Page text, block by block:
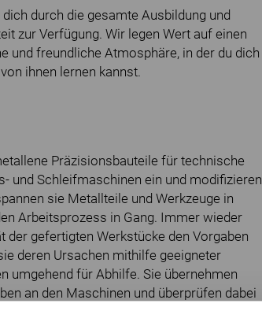
durch die gesamte Ausbildung und
zur Verfügung. Wir legen Wert auf einen
und freundliche Atmosphäre, in der du dich
ihnen lernen kannst.
Präzisionsbauteile für technische
und Schleifmaschinen ein und modifizieren
sie Metallteile und Werkzeuge in
Arbeitsprozess in Gang. Immer wieder
der gefertigten Werkstücke den Vorgaben
deren Ursachen mithilfe geeigneter
umgehend für Abhilfe. Sie übernehmen
an den Maschinen und überprüfen dabei